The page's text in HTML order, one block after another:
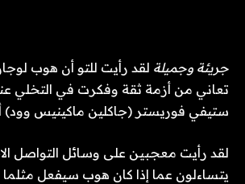
جريئة وجميلة لقد رأيت للتو أن هوب
تعاني من أزمة ثقة وفكرت في التخلي
ستيفي فوريستر (جاكلين ماكينيس وود)
لقد رأيت معجبين على وسائل التواصل
يتساءلون عما إذا كان هوب سيفعل